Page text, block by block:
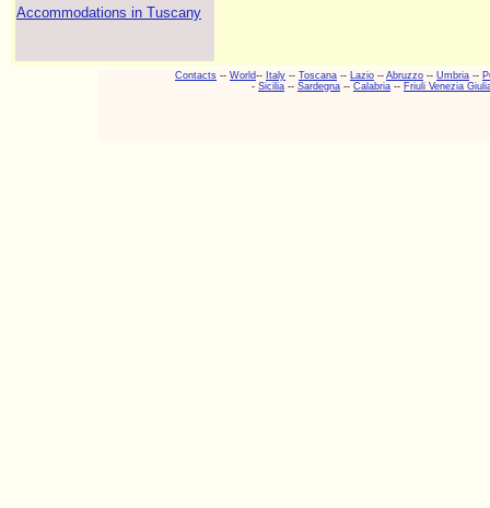
Accommodations in Tuscany
Contacts -- World-- Italy -- Toscana -- Lazio -- Abruzzo -- Umbria --
- Sicilia -- Sardegna -- Calabria -- Friuli Venezia